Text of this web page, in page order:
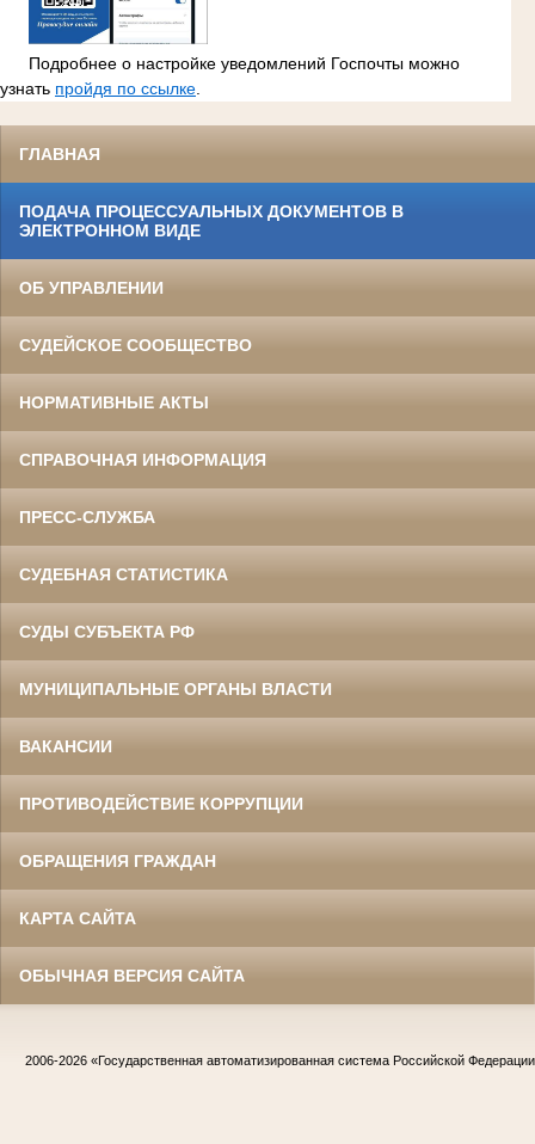
Подробнее о настройке уведомлений Госпочты можно
узнать пройдя по ссылке.
ГЛАВНАЯ
ПОДАЧА ПРОЦЕССУАЛЬНЫХ ДОКУМЕНТОВ В
ЭЛЕКТРОННОМ ВИДЕ
ОБ УПРАВЛЕНИИ
СУДЕЙСКОЕ СООБЩЕСТВО
НОРМАТИВНЫЕ АКТЫ
СПРАВОЧНАЯ ИНФОРМАЦИЯ
ПРЕСС-СЛУЖБА
СУДЕБНАЯ СТАТИСТИКА
СУДЫ СУБЪЕКТА РФ
МУНИЦИПАЛЬНЫЕ ОРГАНЫ ВЛАСТИ
ВАКАНСИИ
ПРОТИВОДЕЙСТВИЕ КОРРУПЦИИ
ОБРАЩЕНИЯ ГРАЖДАН
КАРТА САЙТА
ОБЫЧНАЯ ВЕРСИЯ САЙТА
2006-2026 «Государственная автоматизированная система Российской